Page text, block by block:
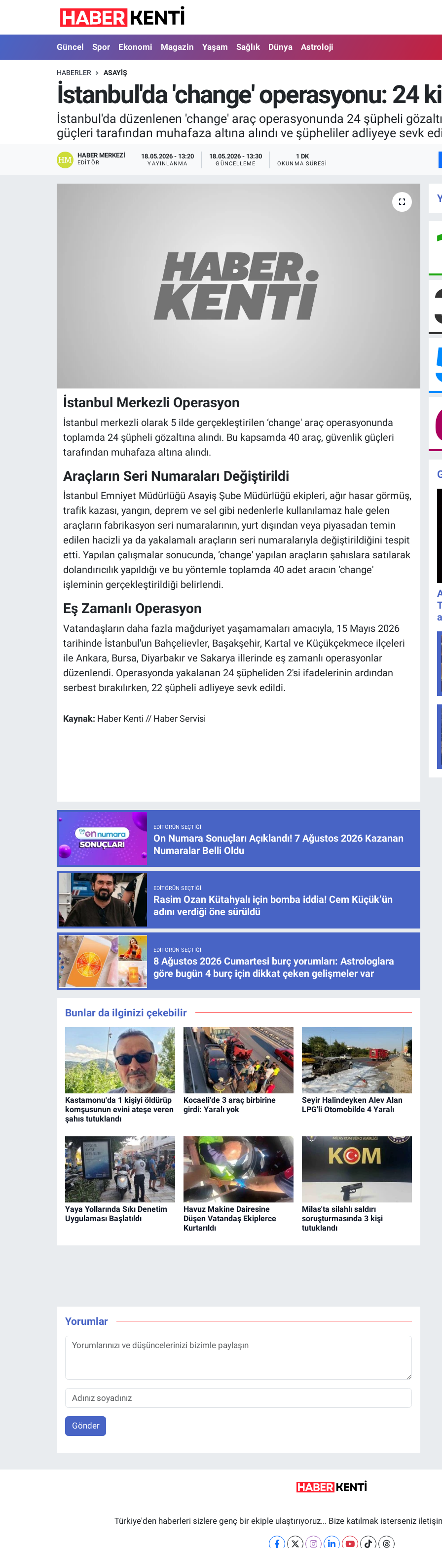
Güncel Spor Ekonomi Magazin Yaşam Sağlık Dünya Astroloji
HABERLER ASAYIŞ
İstanbul'da 'change' operasyonu: 24
İstanbul'da düzenlenen 'change' araç operasyonunda 24 şüpheli
güçleri tarafından muhafaza altına alındı ve şüpheliler adliyeye sevk
HABER MERKEZI
EDITÖR
18.05.2026 - 13:20
YAYINLANMA
18.05.2026 - 13:30
GÜNCELLEME
1 DK
OKUNMA SÜRESI
İstanbul Merkezli Operasyon
İstanbul merkezli olarak 5 ilde gerçekleştirilen ‘change' araç operasyonunda
toplamda 24 şüpheli gözaltına alındı. Bu kapsamda 40 araç, güvenlik güçleri
tarafından muhafaza altına alındı.
Araçların Seri Numaraları Değiştirildi
İstanbul Emniyet Müdürlüğü Asayiş Şube Müdürlüğü ekipleri, ağır hasar görmüş,
trafik kazası, yangın, deprem ve sel gibi nedenlerle kullanılamaz hale gelen
araçların fabrikasyon seri numaralarının, yurt dışından veya piyasadan temin
edilen hacizli ya da yakalamalı araçların seri numaralarıyla değiştirildiğini tespit
etti. Yapılan çalışmalar sonucunda, ‘change' yapılan araçların şahıslara satılarak
dolandırıcılık yapıldığı ve bu yöntemle toplamda 40 adet aracın ‘change'
işleminin gerçekleştirildiği belirlendi.
Eş Zamanlı Operasyon
Vatandaşların daha fazla mağduriyet yaşamamaları amacıyla, 15 Mayıs 2026
tarihinde İstanbul'un Bahçelievler, Başakşehir, Kartal ve Küçükçekmece ilçeleri
ile Ankara, Bursa, Diyarbakır ve Sakarya illerinde eş zamanlı operasyonlar
düzenlendi. Operasyonda yakalanan 24 şüpheliden 2'si ifadelerinin ardından
serbest bırakılırken, 22 şüpheli adliyeye sevk edildi.
Kaynak: Haber Kenti // Haber Servisi
EDITÖRÜN SEÇTIĞI
On Numara Sonuçları Açıklandı! 7 Ağustos 2026 Kazanan
Numaralar Belli Oldu
EDITÖRÜN SEÇTIĞI
Rasim Ozan Kütahyalı için bomba iddia! Cem Küçük’ün
adını verdiği öne sürüldü
EDITÖRÜN SEÇTIĞI
8 Ağustos 2026 Cumartesi burç yorumları: Astrologlara
göre bugün 4 burç için dikkat çeken gelişmeler var
Bunlar da ilginizi çekebilir
Kastamonu'da 1 kişiyi öldürüp
komşusunun evini ateşe veren
şahıs tutuklandı
Kocaeli'de 3 araç birbirine
girdi: Yaralı yok
Seyir Halindeyken Alev Alan
LPG'li Otomobilde 4 Yaralı
Yaya Yollarında Sıkı Denetim
Uygulaması Başlatıldı
Havuz Makine Dairesine
Düşen Vatandaş Ekiplerce
Kurtarıldı
Milas'ta silahlı saldırı
soruşturmasında 3 kişi
tutuklandı
Yorumlar
Gönder
Türkiye'den haberleri sizlere genç bir ekiple ulaştırıyoruz... Bize katılmak isterseniz
Güncel
Spor
Ekonomi
Magazin
Nöbetçi Eczaneler
Hava Durumu
İstanbul Namaz Vakitleri
Trafik Durumu
Süper Lig Puan Durumu ve Fikstür
Tüm Manşetler